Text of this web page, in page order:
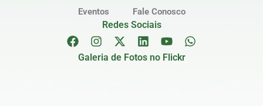
Eventos
Fale Conosco
Redes Sociais
Galeria de Fotos no Flickr